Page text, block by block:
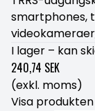
smartphones,
I lager – kan
240,74 SEK
(exkl. moms)
Visa produkten